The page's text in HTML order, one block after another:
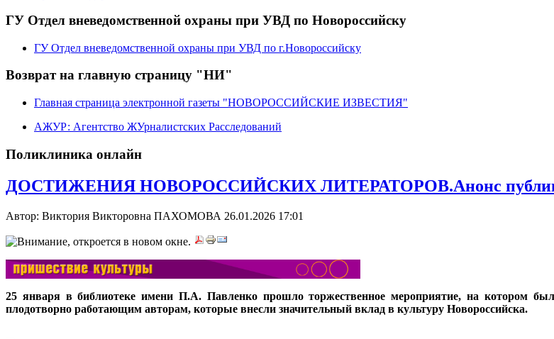
ГУ Отдел вневедомственной охраны при УВД по Новороссийску
ГУ Отдел вневедомственной охраны при УВД по г.Новороссийску
Возврат на главную страницу "НИ"
Главная страница электронной газеты "НОВОРОССИЙСКИЕ ИЗВЕСТИЯ"
АЖУР: Агентство ЖУрналистских Расследований
Поликлиника онлайн
ДОСТИЖЕНИЯ НОВОРОССИЙСКИХ ЛИТЕРАТОРОВ.Анонс
Автор: Виктория Викторовна ПАХОМОВА 26.01.2026 17:01
25 января в библиотеке имени П.А. Павленко прошло торжественное мероприятие, на котором
плодотворно работающим авторам, которые внесли значительный вклад в культуру Новороссийска.